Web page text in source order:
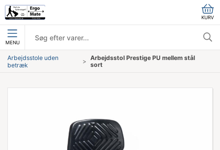
KURV
MENU
Arbejdsstole uden
betræk
Arbejdsstol Prestige PU mellem stål
sort